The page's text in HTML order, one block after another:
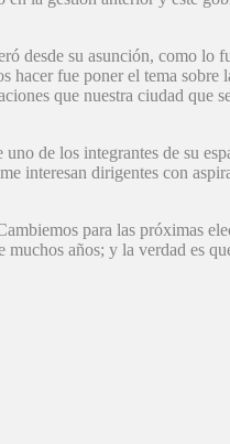
desde su asunción, como lo
fue poner el tema
que nuestra ciudad que
de los integrantes de su
interesan dirigentes con
para las próximas
años; y la verdad es